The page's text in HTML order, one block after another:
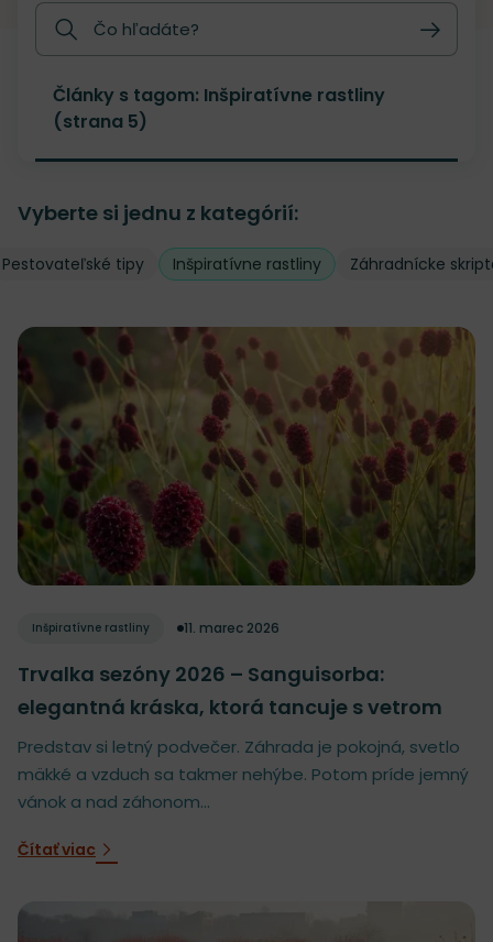
Články s tagom: Inšpiratívne rastliny
(strana 5)
Hľadať
Vyberte si jednu z kategórií:
Pestovateľské tipy Inšpiratívne rastliny Záhradnícke
Inšpiratívne rastliny 11. marec 2026
Trvalka sezóny 2026 – Sanguisorba:
elegantná kráska, ktorá tancuje s vetrom
Predstav si letný podvečer. Záhrada je pokojná, svetlo
mäkké a vzduch sa takmer nehýbe. Potom príde jemný
vánok a nad záhonom...
Čítať viac